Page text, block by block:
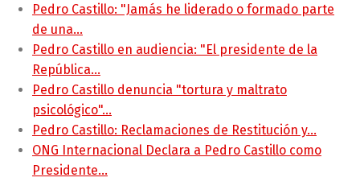
Pedro Castillo: "Jamás he liderado o formado parte
de una…
Pedro Castillo en audiencia: "El presidente de la
República…
Pedro Castillo denuncia "tortura y maltrato
psicológico"…
Pedro Castillo: Reclamaciones de Restitución y…
ONG Internacional Declara a Pedro Castillo como
Presidente…